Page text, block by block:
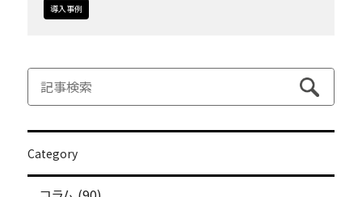
導入事例
Category